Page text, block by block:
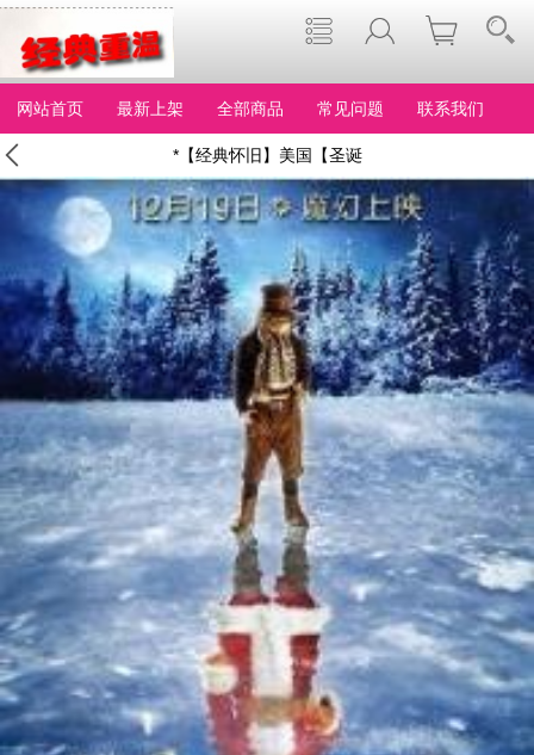
网站首页 最新上架 全部商品 常见问题 联系我们
*【经典怀旧】美国【圣诞
传说/圣诞故事】